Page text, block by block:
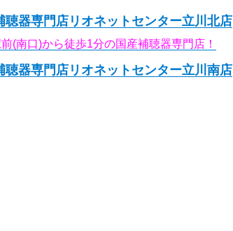
聴器専門店リオネットセンター立川北店
(南口)から徒歩1分の国産補聴器専門店！
聴器専門店リオネットセンター立川南店